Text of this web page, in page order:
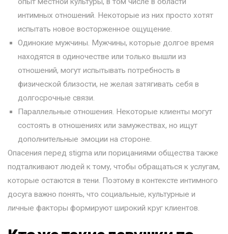
интимных отношений. Некоторые из них просто хотят
испытать новое восторженное ощущение.
Одинокие мужчины. Мужчины, которые долгое время
находятся в одиночестве или только вышли из
отношений, могут испытывать потребность в
физической близости, не желая затягивать себя в
долгосрочные связи.
Параллельные отношения. Некоторые клиенты могут
состоять в отношениях или замужествах, но ищут
дополнительные эмоции на стороне.
Опасения перед stigma или порицаниями общества также
подталкивают людей к тому, чтобы обращаться к услугам,
которые остаются в тени. Поэтому в контексте интимного
досуга важно понять, что социальные, культурные и
личные факторы формируют широкий круг клиентов.